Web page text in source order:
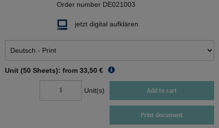
Order number DE021003
jetzt digital aufklären
Unit (50 Sheets): from 33,50 €
Unit(s) Add to cart
Print document